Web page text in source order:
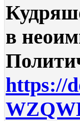
в
https://